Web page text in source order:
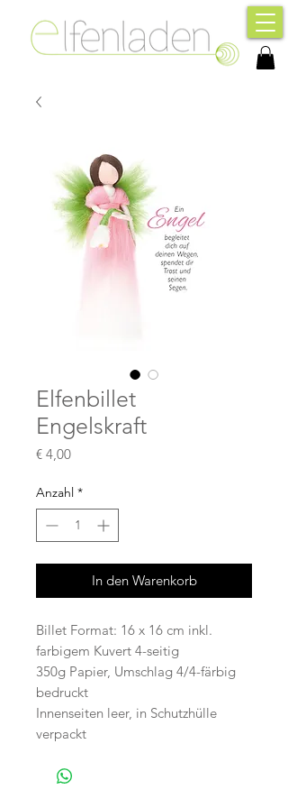
Elfenbillet
Engelskraft
€ 4,00Preis
Anzahl *
In den Warenkorb
Billet Format: 16 x 16 cm inkl.
farbigem Kuvert 4-seitig
350g Papier, Umschlag 4/4-färbig
bedruckt
Innenseiten leer, in Schutzhülle
verpackt